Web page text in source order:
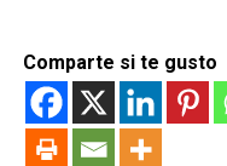
Comparte si te gusto